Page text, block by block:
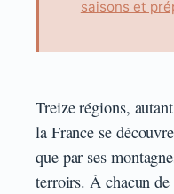
saisons et
Treize régions,
la France se
que par ses
terroirs. À chacun